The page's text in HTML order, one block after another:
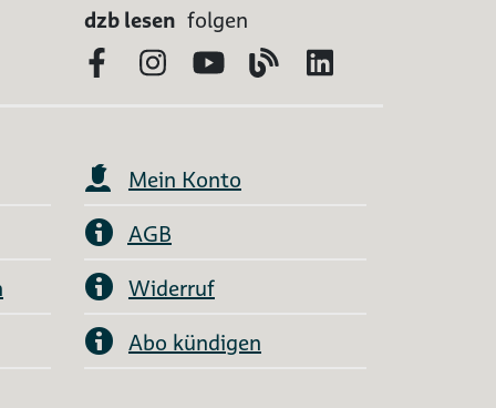
dzb lesen folgen
FacebookInstagram
YouTubeBlog
Mein Konto
AGB
Widerruf
Abo kündigen